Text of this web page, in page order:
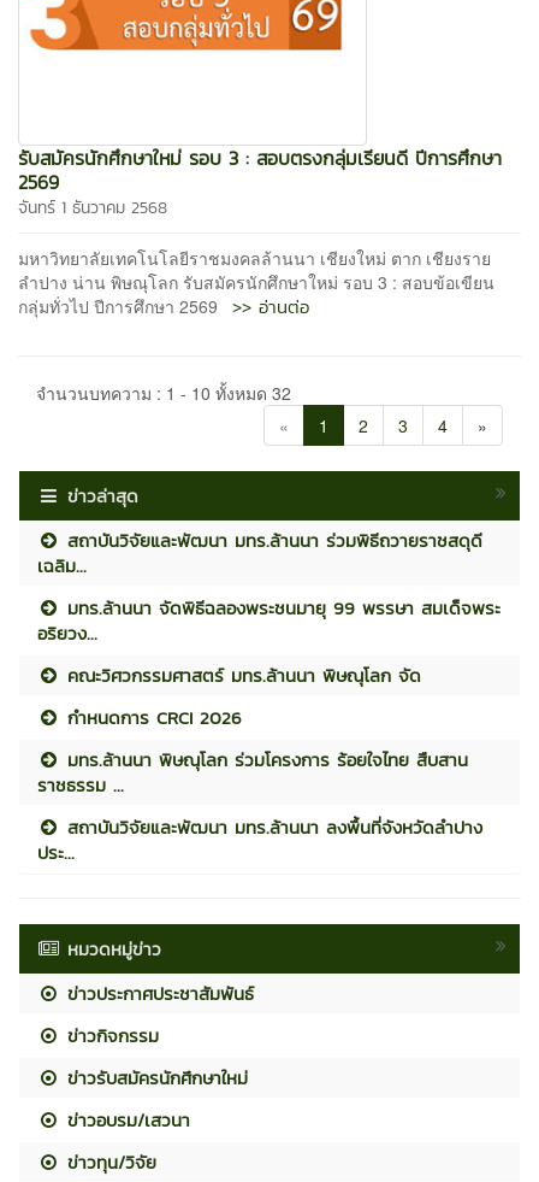
รับสมัครนักศึกษาใหม่ รอบ 3 : สอบตรงกลุ่มเรียนดี ปีการศึกษา
2569
จันทร์ 1 ธันวาคม 2568
มหาวิทยาลัยเทคโนโลยีราชมงคลล้านนา เชียงใหม่ ตาก เชียงราย
ลำปาง น่าน พิษณุโลก รับสมัครนักศึกษาใหม่ รอบ 3 : สอบข้อเขียน
กลุ่มทั่วไป ปีการศึกษา 2569 >> อ่านต่อ
จำนวนบทความ : 1 - 10 ทั้งหมด 32
«
1 2 3 4 »
ข่าวล่าสุด
สถาบันวิจัยและพัฒนา มทร.ล้านนา ร่วมพิธีถวายราชสดุดี
เฉลิม...
มทร.ล้านนา จัดพิธีฉลองพระชนมายุ 99 พรรษา สมเด็จพระ
อริยวง...
คณะวิศวกรรมศาสตร์ มทร.ล้านนา พิษณุโลก จัด
กำหนดการ CRCI 2026
มทร.ล้านนา พิษณุโลก ร่วมโครงการ ร้อยใจไทย สืบสาน
ราชธรรม ...
สถาบันวิจัยและพัฒนา มทร.ล้านนา ลงพื้นที่จังหวัดลำปาง
ประ...
หมวดหมู่ข่าว
ข่าวประกาศประชาสัมพันธ์
ข่าวกิจกรรม
ข่าวรับสมัครนักศึกษาใหม่
ข่าวอบรม/เสวนา
ข่าวทุน/วิจัย